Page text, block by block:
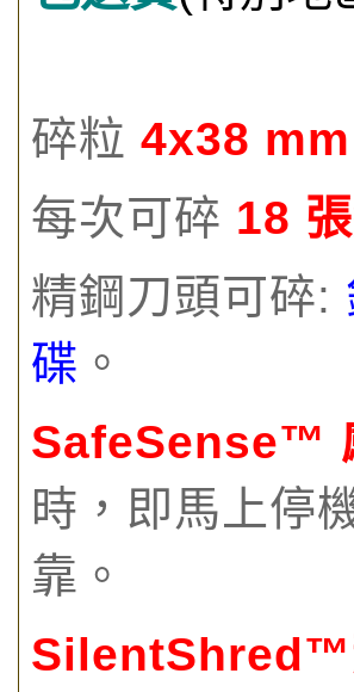
碎粒 4x38 mm
每次可碎 18
精鋼刀頭可碎:
碟 。
SafeSense™
時，即馬上停
靠。
SilentShred™